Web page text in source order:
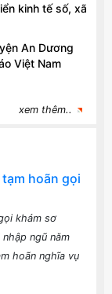
kinh tế số, xã
An Dương
Việt Nam
xem thêm..
hoãn gọi
khám sơ
ngũ năm
hoãn nghĩa vụ